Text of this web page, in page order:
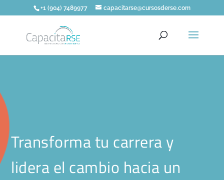
+1 (904) 7489977 capacitarse@cursosderse.com
Transforma tu carrera y
lidera el cambio hacia un